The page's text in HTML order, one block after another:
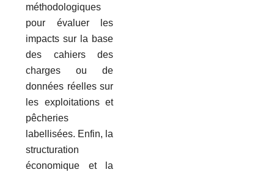
méthodologiques
pour évaluer les
impacts sur la base
des cahiers des
charges ou de
données réelles sur
les exploitations et
pêcheries
labellisées. Enfin, la
structuration
économique et la